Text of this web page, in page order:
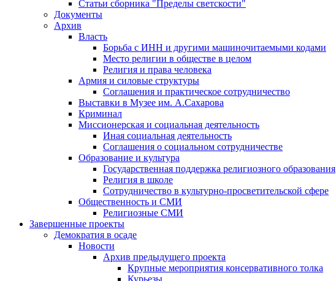
Статьи сборника "Пределы светскости"
Документы
Архив
Власть
Борьба с ИНН и другими машиночитаемыми кодами
Место религии в обществе в целом
Религия и права человека
Армия и силовые структуры
Соглашения и практическое сотрудничество
Выставки в Музее им. А.Сахарова
Криминал
Миссионерская и социальная деятельность
Иная социальная деятельность
Соглашения о социальном сотрудничестве
Образование и культура
Государственная поддержка религиозного образования
Религия в школе
Сотрудничество в культурно-просветительской сфере
Общественность и СМИ
Религиозные СМИ
Завершенные проекты
Демократия в осаде
Новости
Архив предыдущего проекта
Крупные мероприятия консервативного толка